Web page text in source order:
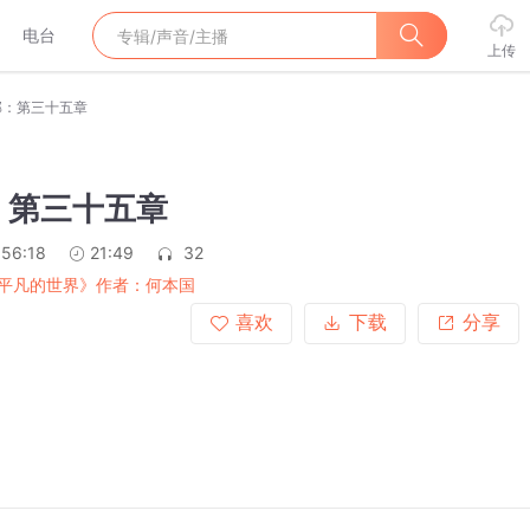
电台
上传
第三十五章
三十五章
21:49
32
凡的世界》作者：何本国
喜欢
下载 分享